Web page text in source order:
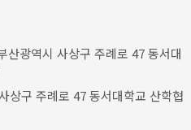
산광역시 사상구 주례로 47 동서대
상구 주례로 47 동서대학교 산학협